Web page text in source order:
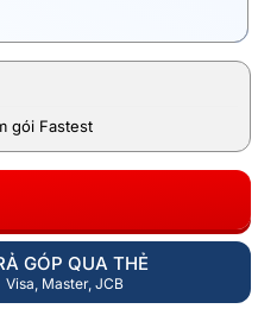
gói Fastest
GÓP QUA THẺ
Visa, Master, JCB